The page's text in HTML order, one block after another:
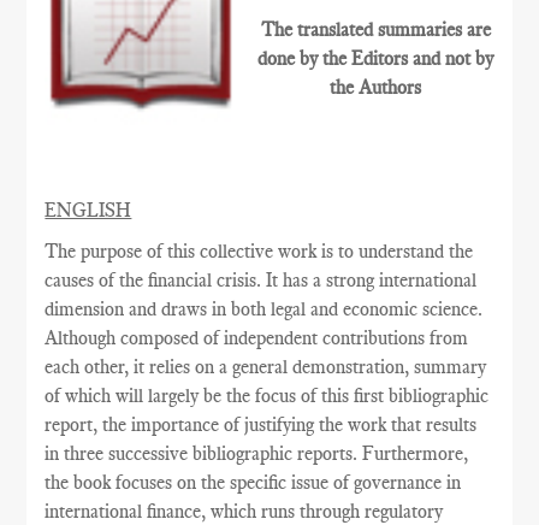
The translated summaries are
done by the Editors and not by
the Authors
ENGLISH
The purpose of this collective work is to understand the
causes of the financial crisis. It has a strong international
dimension and draws in both legal and economic science.
Although composed of independent contributions from
each other, it relies on a general demonstration, summary
of which will largely be the focus of this first bibliographic
report, the importance of justifying the work that results
in three successive bibliographic reports. Furthermore,
the book focuses on the specific issue of governance in
international finance, which runs through regulatory